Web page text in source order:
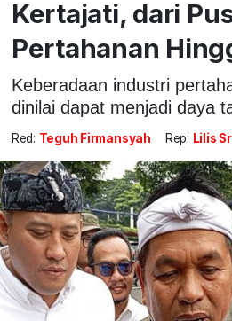
Kertajati, dari
Pertahanan
Keberadaan industri
dinilai dapat menjadi daya
Red: Teguh Firmansyah Rep: Lilis